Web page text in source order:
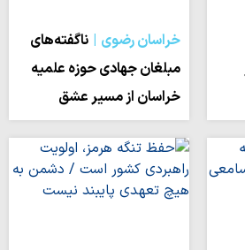
خراسان رضوی
ناگفته‌های
مبلغان جهادی حوزه علمیه
خراسان از مسیر عشق